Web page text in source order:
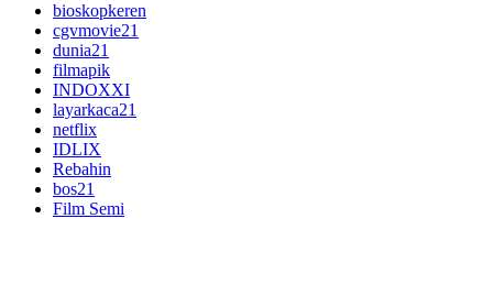
bioskopkeren
cgvmovie21
dunia21
filmapik
INDOXXI
layarkaca21
netflix
IDLIX
Rebahin
bos21
Film Semi